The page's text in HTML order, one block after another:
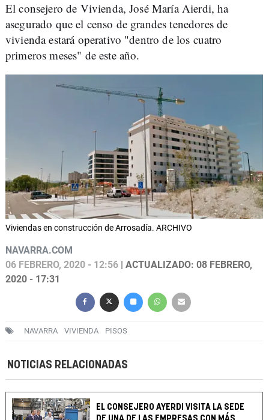
El consejero de Vivienda, José María Aierdi, ha
asegurado que el censo de grandes tenedores de
vivienda estará operativo "dentro de los cuatro
primeros meses" de este año.
Viviendas en construcción de Arrosadía. ARCHIVO
NAVARRA.COM
06 FEBRERO, 2020 - 12:56 | ACTUALIZADO: 08 FEBRERO,
2020 - 17:31
NAVARRA VIVIENDA PISOS
NOTICIAS RELACIONADAS
EL CONSEJERO AYERDI VISITA LA SEDE